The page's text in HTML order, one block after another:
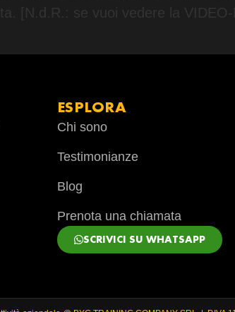
[N.d.R.: se vuoi vedere la VIDEO-
ESPLORA
Chi sono
Testimonianze
Blog
Prenota una chiamata
SCRIVICI SU WHATSAPP